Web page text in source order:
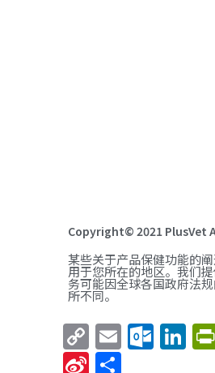
Copyright© 2021 PlusVet
某些关于产品保健功能的
用于您所在的地区。我们
务可能因全球各国政府法
所不同。
Copy
Link
Email
Sina